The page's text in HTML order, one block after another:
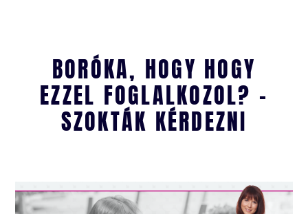
BORÓKA, HOGY HOGY
EZZEL FOGLALKOZOL? -
SZOKTÁK KÉRDEZNI